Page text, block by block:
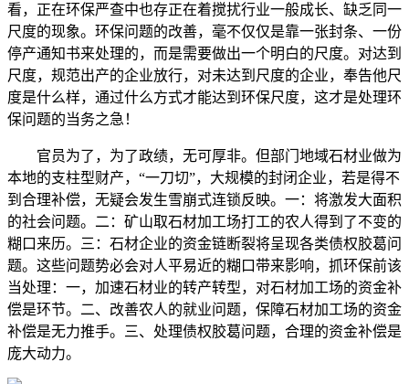
看，正在环保严查中也存正在着搅扰行业一般成长、缺乏同一
尺度的现象。环保问题的改善，毫不仅仅是靠一张封条、一份
停产通知书来处理的，而是需要做出一个明白的尺度。对达到
尺度，规范出产的企业放行，对未达到尺度的企业，奉告他尺
度是什么样，通过什么方式才能达到环保尺度，这才是处理环
保问题的当务之急！
官员为了，为了政绩，无可厚非。但部门地域石材业做为
本地的支柱型财产，“一刀切”，大规模的封闭企业，若是得不
到合理补偿，无疑会发生雪崩式连锁反映。一：将激发大面积
的社会问题。二：矿山取石材加工场打工的农人得到了不变的
糊口来历。三：石材企业的资金链断裂将呈现各类债权胶葛问
题。这些问题势必会对人平易近的糊口带来影响，抓环保前该
当处理：一，加速石材业的转产转型，对石材加工场的资金补
偿是环节。二、改善农人的就业问题，保障石材加工场的资金
补偿是无力推手。三、处理债权胶葛问题，合理的资金补偿是
庞大动力。